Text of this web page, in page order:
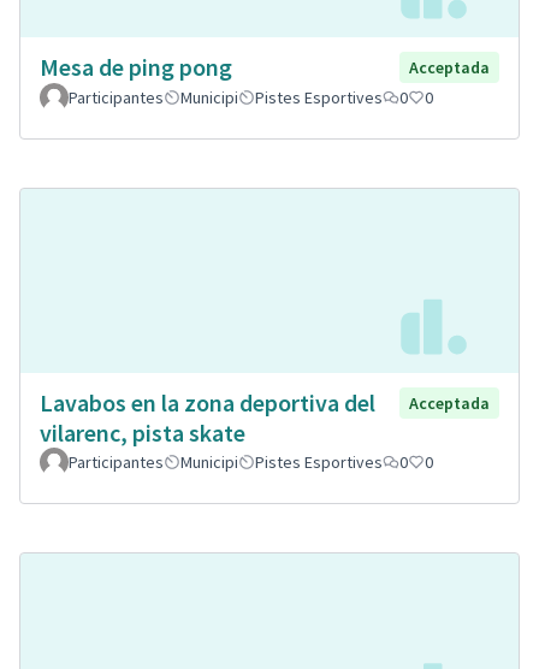
Mesa de ping pong
Acceptada
Participantes
Municipi Pistes Esportives 0 0
Lavabos en la zona deportiva del
vilarenc, pista skate
Acceptada
Participantes Municipi Pistes Esportives 0 0